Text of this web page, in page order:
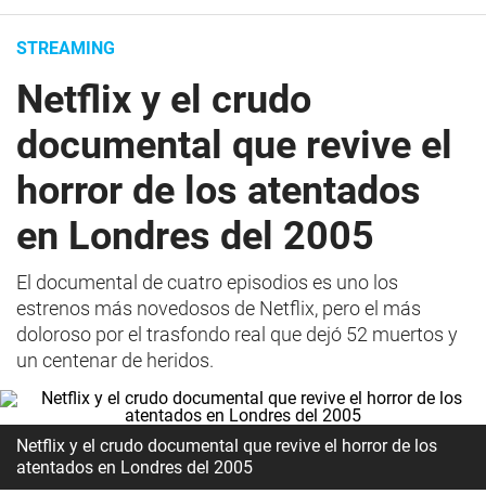
STREAMING
Netflix y el crudo
documental que revive el
horror de los atentados
en Londres del 2005
El documental de cuatro episodios es uno los
estrenos más novedosos de Netflix, pero el más
doloroso por el trasfondo real que dejó 52 muertos y
un centenar de heridos.
Netflix y el crudo documental que revive el horror de los
atentados en Londres del 2005